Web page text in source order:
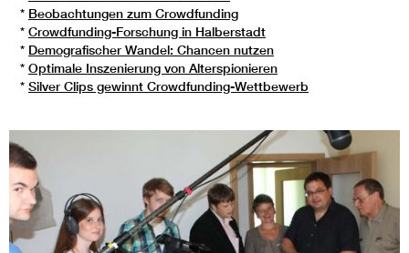
* Beobachtungen zum Crowdfunding
* Crowdfunding-Forschung in Halberstadt
* Demografischer Wandel: Chancen nutzen
* Optimale Inszenierung von Alterspionieren
* Silver Clips gewinnt Crowdfunding-Wettbewerb